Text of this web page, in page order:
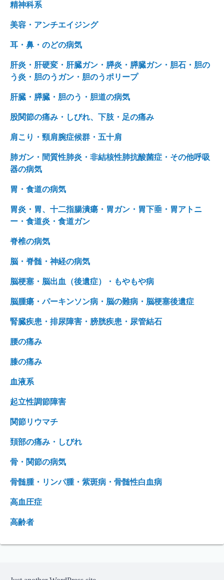
精神科系
美容・アンチエイジング
耳・鼻・のどの病気
肝炎・肝硬変・肝臓ガン・膵炎・膵臓ガン・胆石・胆の
う炎・胆のうガン・胆のうポリープ
肝臓・膵臓・胆のう・胆道の病気
股関節の痛み・しびれ、下肢・足の痛み
肩こり・頸肩腕症候群・五十肩
肺ガン・間質性肺炎・非結核性肺抗酸菌症・その他呼吸
器の病気
胃・食道の病気
胃炎・胃、十二指腸潰瘍・胃ガン・胃下垂・胃アトニ
ー・食道炎・食道ガン
脊椎の病気
脳・脊髄・神経の病気
脳梗塞・脳出血（後遺症）・もやもや病
脳腫瘍・パーキンソン病・脳の難病・脳梗塞後遺症
腎臓疾患・排尿障害・膀胱疾患・尿管結石
腰の痛み
膝の痛み
血液系
起立性調節障害
関節リウマチ
頚部の痛み・しびれ
骨・関節の病気
骨髄腫・リンパ腫・紫斑病・骨髄性白血病
高血圧症
高齢者